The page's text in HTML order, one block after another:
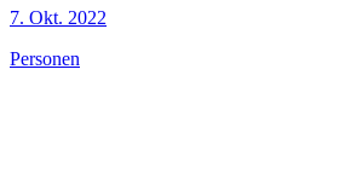
7. Okt. 2022
Personen